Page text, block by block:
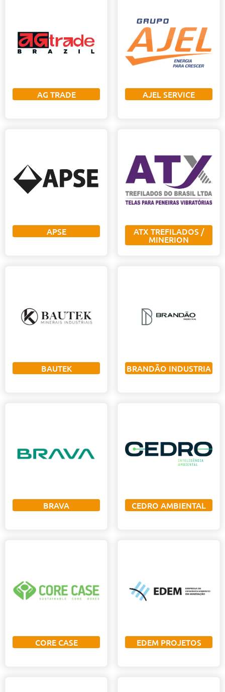
AG TRADE AJEL SERVICE
APSE ATX TREFILADOS /
MINERION
BAUTEK BRANDÃO INDUSTRIA
BRAVA CEDRO AMBIENTAL
CORE CASE EDEM PROJETOS